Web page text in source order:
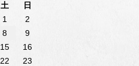
土
日
1
2
8
9
15
16
22
23